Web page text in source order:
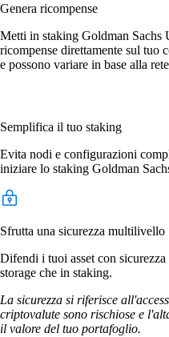
Genera ricompense
Metti in staking Goldman Sachs
ricompense direttamente sul tuo
e possono variare in base alla
Semplifica il tuo staking
Evita nodi e configurazioni
iniziare lo staking Goldman
Sfrutta una sicurezza multilivello
Difendi i tuoi asset con
storage che in staking.
La sicurezza si riferisce
criptovalute sono rischiose e
il valore del tuo portafoglio.